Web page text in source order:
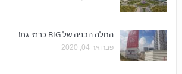
החלה הבניה של BIG כרמי גת!
פברואר 04, 2020